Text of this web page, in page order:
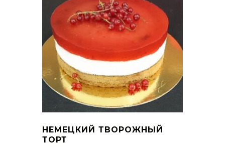
НЕМЕЦКИЙ ТВОРОЖНЫЙ
ТОРТ